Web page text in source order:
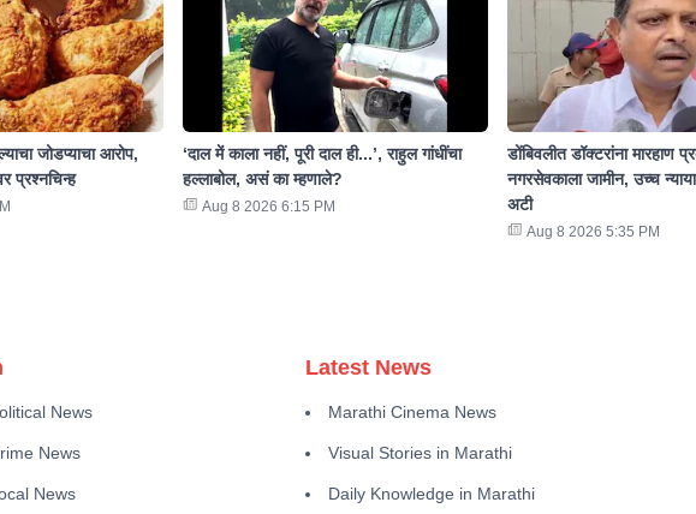
जोडप्याचा आरोप,
प्रश्नचिन्ह
‘दाल में काला नहीं, पूरी दाल ही...’, राहुल गांधींचा
हल्लाबोल, असं का म्हणाले?
Aug 8 2026 6:15 PM
डोंबिवलीत डॉक्टरांना मारहाण
नगरसेवकाला जामीन, उच्च
अटी
Aug 8 2026 5:35 PM
News
News
News
Latest News
Marathi Cinema News
Visual Stories in Marathi
Daily Knowledge in Marathi